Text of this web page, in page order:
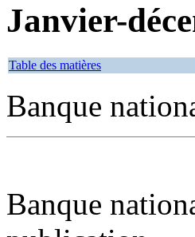
Janvier-
Table des matières
Banque
Banque